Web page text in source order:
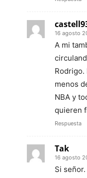
16 agosto
A mi
Rodrigo.
menos
NBA y
quieren
Respuesta
Tak
16 agosto
Si